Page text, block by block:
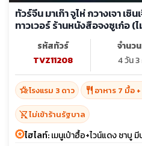
ทัวร์จีน มาเก๊า จูไห่ กวางเจา เ
ทาวเวอร์ ร้านหนังสือจงซูเก๋อ (
รหัสทัวร์
TVZ11208
จำนว
4 วัน
hotel_classโรงแรม 3 ดาว restaurant อาหาร 7 มื้อ
shopping_cart_offไม่เข้าร้านรัฐบาล
ไฮไลท์:เมนูเป๋าฮื้อ+ไวน์แดง ชาบู